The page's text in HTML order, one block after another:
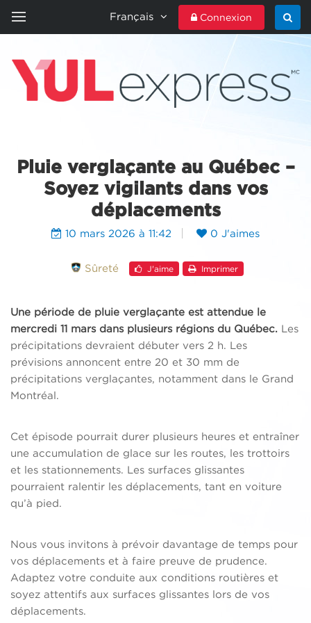
YULEXPRESS
Français Connexion
Pluie verglaçante au Québec –
Soyez vigilants dans vos
déplacements
10 mars 2026 à 11:42 0 J'aimes
Sûreté J'aime Imprimer
Une période de pluie verglaçante est attendue le
mercredi 11 mars dans plusieurs régions du Québec. Les
précipitations devraient débuter vers 2 h. Les
prévisions annoncent entre 20 et 30 mm de
précipitations verglaçantes, notamment dans le Grand
Montréal.
Cet épisode pourrait durer plusieurs heures et entraîner
une accumulation de glace sur les routes, les trottoirs
et les stationnements. Les surfaces glissantes
pourraient ralentir les déplacements, tant en voiture
qu’à pied.
Nous vous invitons à prévoir davantage de temps pour
vos déplacements et à faire preuve de prudence.
Adaptez votre conduite aux conditions routières et
soyez attentifs aux surfaces glissantes lors de vos
déplacements.